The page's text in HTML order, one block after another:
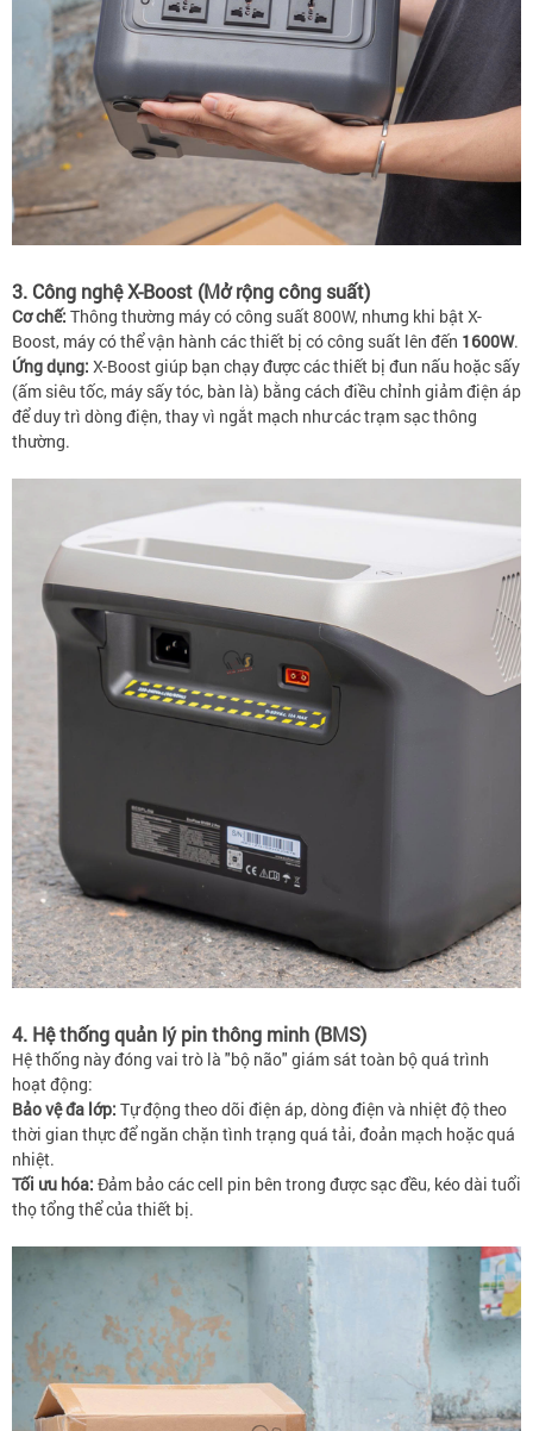
3. Công nghệ X-Boost (Mở rộng công suất)
Cơ chế: Thông thường máy có công suất 800W, nhưng khi bật X-
Boost, máy có thể vận hành các thiết bị có công suất lên đến 1600W.
Ứng dụng: X-Boost giúp bạn chạy được các thiết bị đun nấu hoặc sấy
(ấm siêu tốc, máy sấy tóc, bàn là) bằng cách điều chỉnh giảm điện áp
để duy trì dòng điện, thay vì ngắt mạch như các trạm sạc thông
thường.
4. Hệ thống quản lý pin thông minh (BMS)
Hệ thống này đóng vai trò là "bộ não" giám sát toàn bộ quá trình
hoạt động:
Bảo vệ đa lớp: Tự động theo dõi điện áp, dòng điện và nhiệt độ theo
thời gian thực để ngăn chặn tình trạng quá tải, đoản mạch hoặc quá
nhiệt.
Tối ưu hóa: Đảm bảo các cell pin bên trong được sạc đều, kéo dài tuổi
thọ tổng thể của thiết bị.